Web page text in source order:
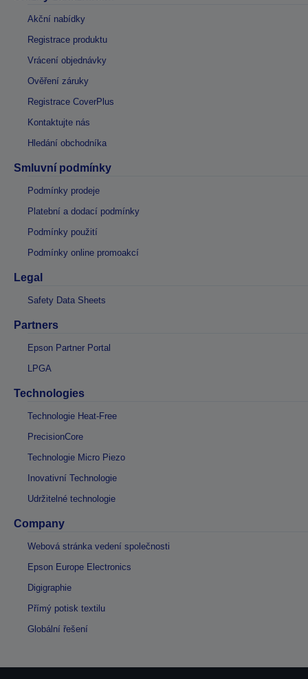
Akční nabídky
Registrace produktu
Vrácení objednávky
Ověření záruky
Registrace CoverPlus
Kontaktujte nás
Hledání obchodníka
Smluvní podmínky
Podmínky prodeje
Platební a dodací podmínky
Podmínky použití
Podmínky online promoakcí
Legal
Safety Data Sheets
Partners
Epson Partner Portal
LPGA
Technologies
Technologie Heat-Free
PrecisionCore
Technologie Micro Piezo
Inovativní Technologie
Udržitelné technologie
Company
Webová stránka vedení společnosti
Epson Europe Electronics
Digigraphie
Přímý potisk textilu
Globální řešení